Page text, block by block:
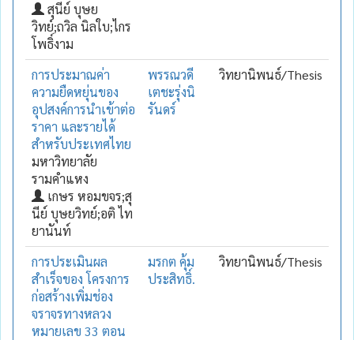
สุนีย์ บุษย
วิทย์;ถวิล นิลใบ;ไกร
โพธิ์งาม
การประมาณค่า
ความยืดหยุ่นของ
อุปสงค์การนำเข้าต่อ
ราคา และรายได้
สำหรับประเทศไทย
มหาวิทยาลัย
รามคำแหง
เกษร หอมขจร;สุ
นีย์ บุษยวิทย์;อติ ไท
ยานันท์
พรรณวดี
เตชะรุ่งนิ
รันดร์
วิทยานิพนธ์/Thesis
การประเมินผล
สำเร็จของ โครงการ
ก่อสร้างเพิ่มช่อง
จราจรทางหลวง
หมายเลข 33 ตอน
มรกต คุ้ม
ประสิทธิ์.
วิทยานิพนธ์/Thesis